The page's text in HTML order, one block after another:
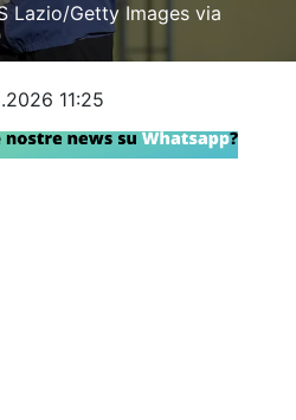
Lazio/Getty Images via
11:25